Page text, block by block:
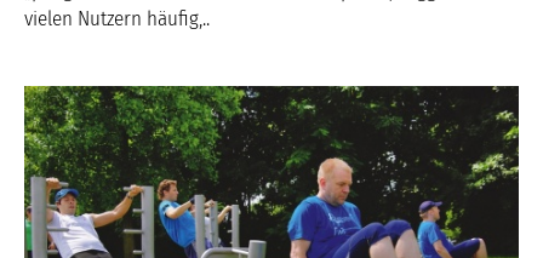
vielen Nutzern häufig,..